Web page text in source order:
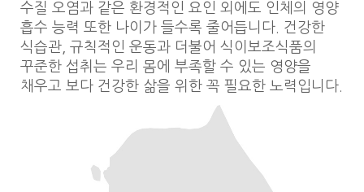
수질 오염과 같은 환경적인 요인 외에도 인체의 영양
흡수 능력 또한 나이가 들수록 줄어듭니다. 건강한
식습관, 규칙적인 운동과 더불어 식이보조식품의
꾸준한 섭취는 우리 몸에 부족할 수 있는 영양을
채우고 보다 건강한 삶을 위한 꼭 필요한 노력입니다.